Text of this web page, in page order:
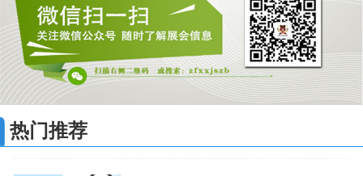
热门推荐